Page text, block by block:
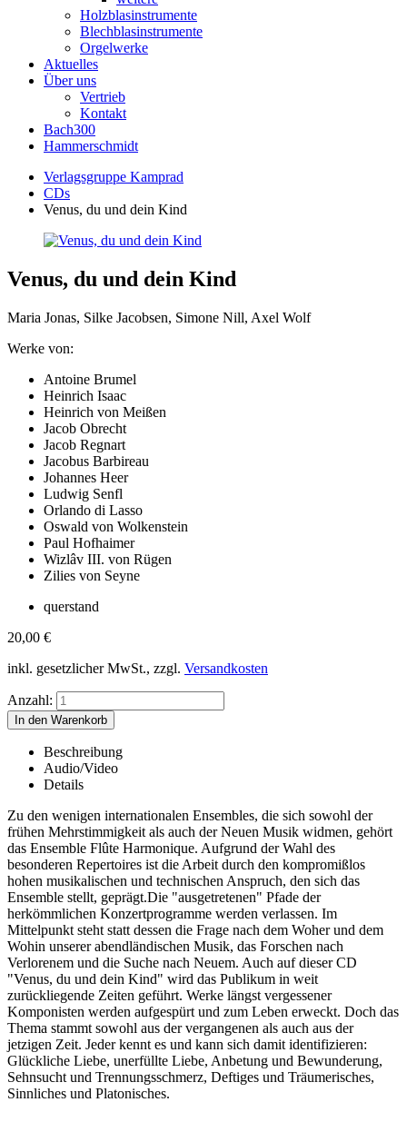
Holzblasinstrumente
Blechblasinstrumente
Orgelwerke
Aktuelles
Über uns
Vertrieb
Kontakt
Bach300
Hammerschmidt
Verlagsgruppe Kamprad
CDs
Venus, du und dein Kind
Venus, du und dein Kind
Maria Jonas, Silke Jacobsen, Simone Nill, Axel Wolf
Werke von:
Antoine Brumel
Heinrich Isaac
Heinrich von Meißen
Jacob Obrecht
Jacob Regnart
Jacobus Barbireau
Johannes Heer
Ludwig Senfl
Orlando di Lasso
Oswald von Wolkenstein
Paul Hofhaimer
Wizlâv III. von Rügen
Zilies von Seyne
querstand
20,00 €
inkl. gesetzlicher MwSt., zzgl. Versandkosten
Anzahl:
Beschreibung
Audio/Video
Details
Zu den wenigen internationalen Ensembles, die sich sowohl der
frühen Mehrstimmigkeit als auch der Neuen Musik widmen, gehört
das Ensemble Flûte Harmonique. Aufgrund der Wahl des
besonderen Repertoires ist die Arbeit durch den kompromißlos
hohen musikalischen und technischen Anspruch, den sich das
Ensemble stellt, geprägt.Die "ausgetretenen" Pfade der
herkömmlichen Konzertprogramme werden verlassen. Im
Mittelpunkt steht statt dessen die Frage nach dem Woher und dem
Wohin unserer abendländischen Musik, das Forschen nach
Verlorenem und die Suche nach Neuem. Auch auf dieser CD
"Venus, du und dein Kind" wird das Publikum in weit
zurückliegende Zeiten geführt. Werke längst vergessener
Komponisten werden aufgespürt und zum Leben erweckt. Doch das
Thema stammt sowohl aus der vergangenen als auch aus der
jetzigen Zeit. Jeder kennt es und kann sich damit identifizieren:
Glückliche Liebe, unerfüllte Liebe, Anbetung und Bewunderung,
Sehnsucht und Trennungsschmerz, Deftiges und Träumerisches,
Sinnliches und Platonisches.